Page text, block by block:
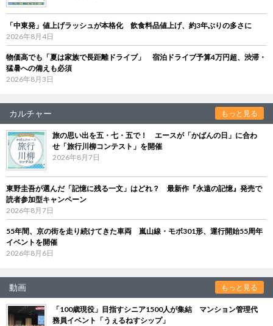
「中東発」値上げラッシュが本格化 飲食料品値上げ、約3年ぶりの多さに
2026年8月4日
物価高でも「夏は家族で長距離ドライブ」 宿泊ドライブ予算4万円超、渋滞・
猛暑への備えも必須
2026年8月3日
カルチャー もっと見る
旅の思い出を五・七・五で！ エースが「かばんの日」に合わ
せ「旅行川柳コンテスト」を開催
2026年8月7日
東野圭吾が選んだ「記憶に残る一文」はどれ？ 最新作『永遠の記憶』発売で
読者参加型キャンペーン
2026年8月7日
55年間、京の街を走り続けてきた車両 嵐山線・モボ301形、運行開始55周年
イベントを開催
2026年8月6日
動画 もっと見る
「100歳現役」目指すシニア1500人が集結 マンション管理代
務員イベント「うぇるねすシップ」